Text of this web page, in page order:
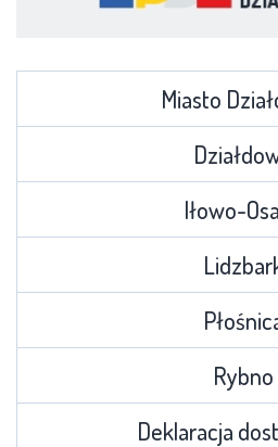
Miasto
Iłowo-
Rybno
Deklaracja